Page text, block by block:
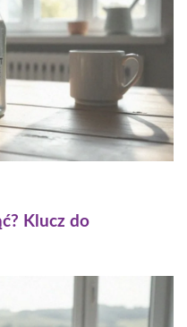
Klucz do